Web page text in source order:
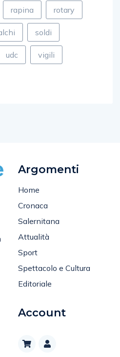
rapina rotary
soldi
udc vigili
Argomenti
Home
Cronaca
Salernitana
Attualità
Sport
Spettacolo e Cultura
Editoriale
Account